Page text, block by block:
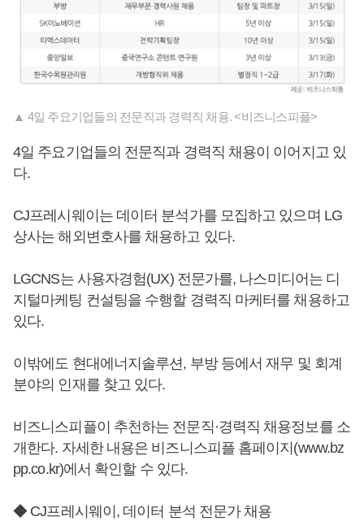
▲ 4일 주요기업들의 전문직과 경력직 채용. <비즈니스피플>
4일 주요기업들의 전문직과 경력직 채용이 이어지고 있
다.
CJ프레시웨이는 데이터 분석가를 모집하고 있으며 LG
상사는 해외변호사를 채용하고 있다.
LGCNS는 사용자경험(UX) 전문가를, 나스미디어는 디
지털마케팅 컨설팅을 수행할 경력직 마케터를 채용하고
있다.
이밖에도 현대에너지솔루션, 부방 등에서 재무 및 회계
분야의 인재를 찾고 있다.
비즈니스피플이 추천하는 전문직·경력직 채용정보를 소
개한다. 자세한 내용은 비즈니스피플 홈페이지(www.bz
pp.co.kr)에서 확인할 수 있다.
◆ CJ프레시웨이, 데이터 분석 전문가 채용